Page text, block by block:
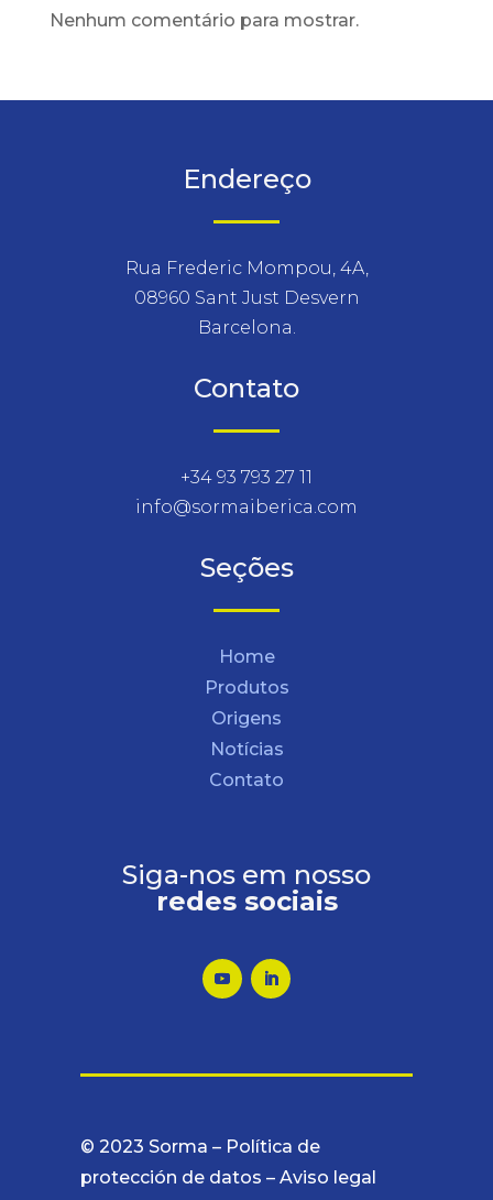
Nenhum comentário para mostrar.
Endereço
Rua Frederic Mompou, 4A,
08960 Sant Just Desvern
Barcelona.
Contato
+34 93 793 27 11
info@sormaiberica.com
Seções
Home
Produtos
Origens
Notícias
Contato
Siga-nos em nosso
redes sociais
© 2023 Sorma – Política de
protección de datos – Aviso legal